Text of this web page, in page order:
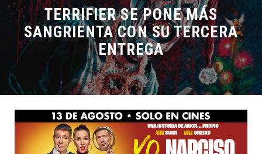
TERRIFIER SE PONE MÁS
SANGRIENTA CON SU TERCERA
ENTREGA